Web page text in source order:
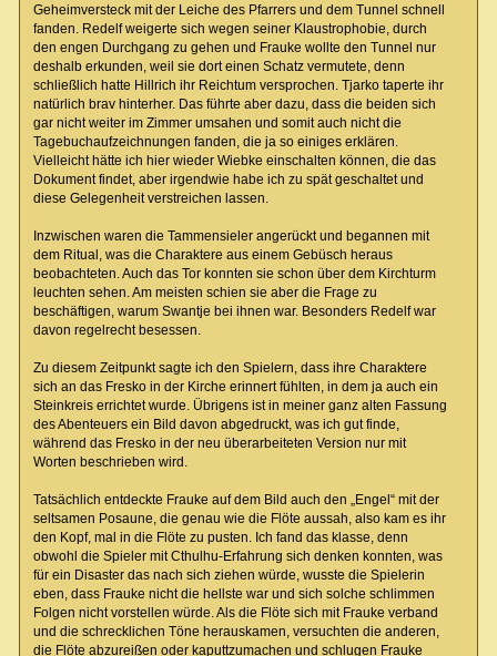
Geheimversteck mit der Leiche des Pfarrers und dem Tunnel schnell
fanden. Redelf weigerte sich wegen seiner Klaustrophobie, durch
den engen Durchgang zu gehen und Frauke wollte den Tunnel nur
deshalb erkunden, weil sie dort einen Schatz vermutete, denn
schließlich hatte Hillrich ihr Reichtum versprochen. Tjarko taperte ihr
natürlich brav hinterher. Das führte aber dazu, dass die beiden sich
gar nicht weiter im Zimmer umsahen und somit auch nicht die
Tagebuchaufzeichnungen fanden, die ja so einiges erklären.
Vielleicht hätte ich hier wieder Wiebke einschalten können, die das
Dokument findet, aber irgendwie habe ich zu spät geschaltet und
diese Gelegenheit verstreichen lassen.
Inzwischen waren die Tammensieler angerückt und begannen mit
dem Ritual, was die Charaktere aus einem Gebüsch heraus
beobachteten. Auch das Tor konnten sie schon über dem Kirchturm
leuchten sehen. Am meisten schien sie aber die Frage zu
beschäftigen, warum Swantje bei ihnen war. Besonders Redelf war
davon regelrecht besessen.
Zu diesem Zeitpunkt sagte ich den Spielern, dass ihre Charaktere
sich an das Fresko in der Kirche erinnert fühlten, in dem ja auch ein
Steinkreis errichtet wurde. Übrigens ist in meiner ganz alten Fassung
des Abenteuers ein Bild davon abgedruckt, was ich gut finde,
während das Fresko in der neu überarbeiteten Version nur mit
Worten beschrieben wird.
Tatsächlich entdeckte Frauke auf dem Bild auch den „Engel“ mit der
seltsamen Posaune, die genau wie die Flöte aussah, also kam es ihr
den Kopf, mal in die Flöte zu pusten. Ich fand das klasse, denn
obwohl die Spieler mit Cthulhu-Erfahrung sich denken konnten, was
für ein Disaster das nach sich ziehen würde, wusste die Spielerin
eben, dass Frauke nicht die hellste war und sich solche schlimmen
Folgen nicht vorstellen würde. Als die Flöte sich mit Frauke verband
und die schrecklichen Töne herauskamen, versuchten die anderen,
die Flöte abzureißen oder kaputtzumachen und schlugen Frauke